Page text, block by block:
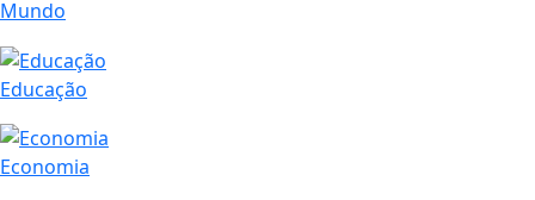
Mundo
Educação
Economia